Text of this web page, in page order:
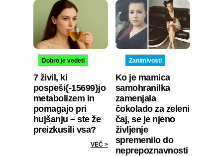
Dobro je vedeti
7 živil, ki
pospeši{-15699}jo
metabolizem in
pomagajo pri
hujšanju – ste že
preizkusili vsa?
VEČ >
Zanimivosti
Ko je mamica
samohranilka
zamenjala
čokolado za zeleni
čaj, se je njeno
življenje
spremenilo do
neprepoznavnosti